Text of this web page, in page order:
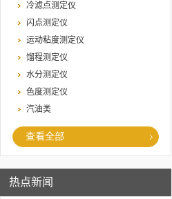
冷滤点测定仪
闪点测定仪
运动粘度测定仪
馏程测定仪
水分测定仪
色度测定仪
汽油类
查看全部
热点新闻